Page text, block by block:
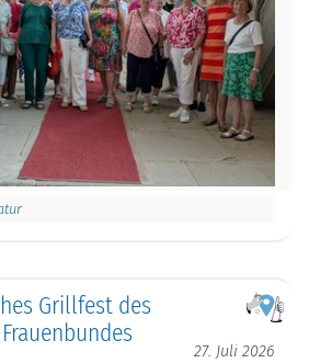
Grillfest des
27. Juli 2026